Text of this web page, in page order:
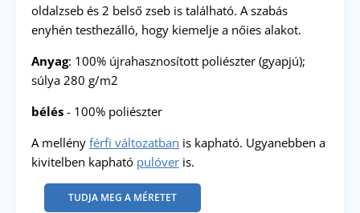
oldalzseb és 2 belső zseb is található. A szabás
enyhén testhezálló, hogy kiemelje a nőies alakot.
Anyag: 100% újrahasznosított poliészter (gyapjú);
súlya 280 g/m2
bélés- 100% poliészter
A mellény férfi változatban is kapható. Ugyanebben a
kivitelben kapható pulóveris.
TUDJA MEG A MÉRETET